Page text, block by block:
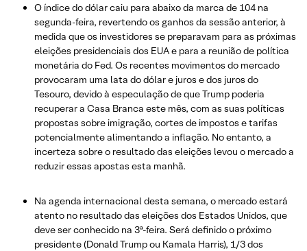
O índice do dólar caiu para abaixo da marca de 104 na
segunda-feira, revertendo os ganhos da sessão anterior, à
medida que os investidores se preparavam para as próximas
eleições presidenciais dos EUA e para a reunião de política
monetária do Fed. Os recentes movimentos do mercado
provocaram uma lata do dólar e juros e dos juros do
Tesouro, devido à especulação de que Trump poderia
recuperar a Casa Branca este mês, com as suas políticas
propostas sobre imigração, cortes de impostos e tarifas
potencialmente alimentando a inflação. No entanto, a
incerteza sobre o resultado das eleições levou o mercado a
reduzir essas apostas esta manhã.
Na agenda internacional desta semana, o mercado estará
atento no resultado das eleições dos Estados Unidos, que
deve ser conhecido na 3ª-feira. Será definido o próximo
presidente (Donald Trump ou Kamala Harris), 1/3 dos